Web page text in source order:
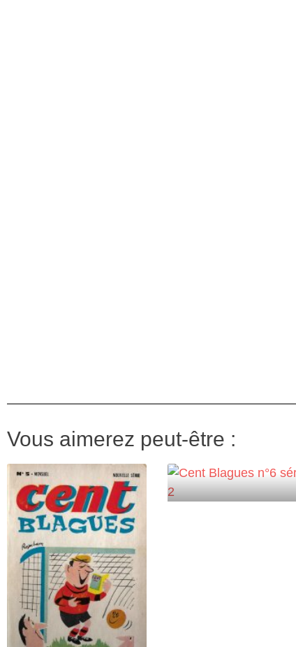
Vous aimerez peut-être :